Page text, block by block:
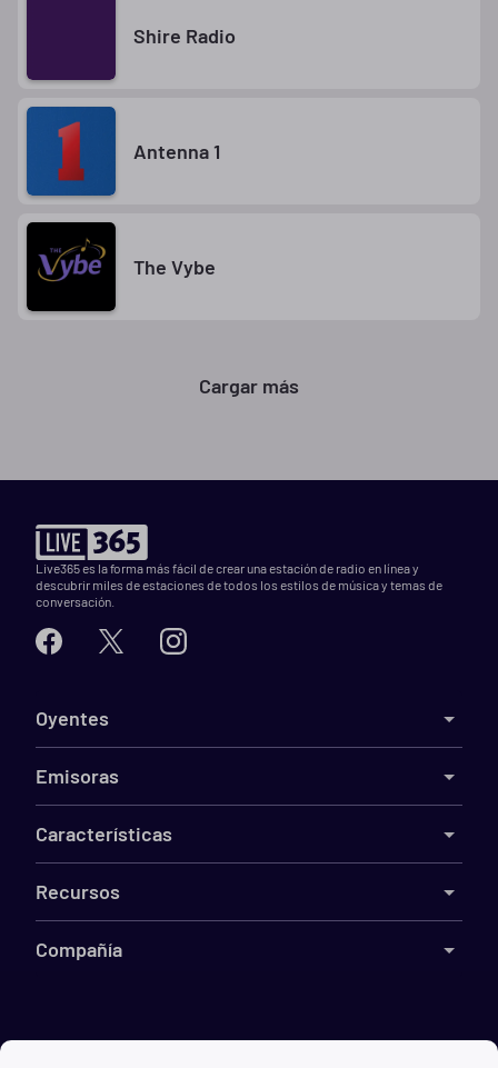
Shire Radio
Antenna 1
The Vybe
Cargar más
Live365 es la forma más fácil de crear una estación de radio en línea y
descubrir miles de estaciones de todos los estilos de música y temas de
conversación.
Oyentes
Emisoras
Características
Recursos
Compañía